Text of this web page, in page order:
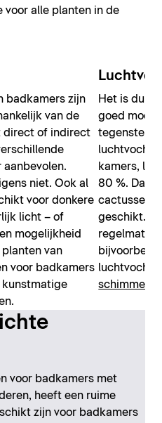
voor alle planten in de
badkamers zijn
van de
direct of indirect
niet. Ook al
voor donkere
licht – of
mogelijkheid
van
voor badkamers
kunstmatige
Het is
goed
kamers,
80 %.
cactussen
geschikt.
regelmatig
voor badkamers met
heeft een ruime
zijn voor badkamers